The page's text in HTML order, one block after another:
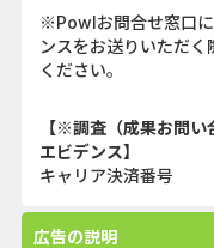
※Powlお問合せ窓口
ンスをお送りいただ
ください。
【※調査（成果お問
エビデンス】
キャリア決済番号
広告の説明